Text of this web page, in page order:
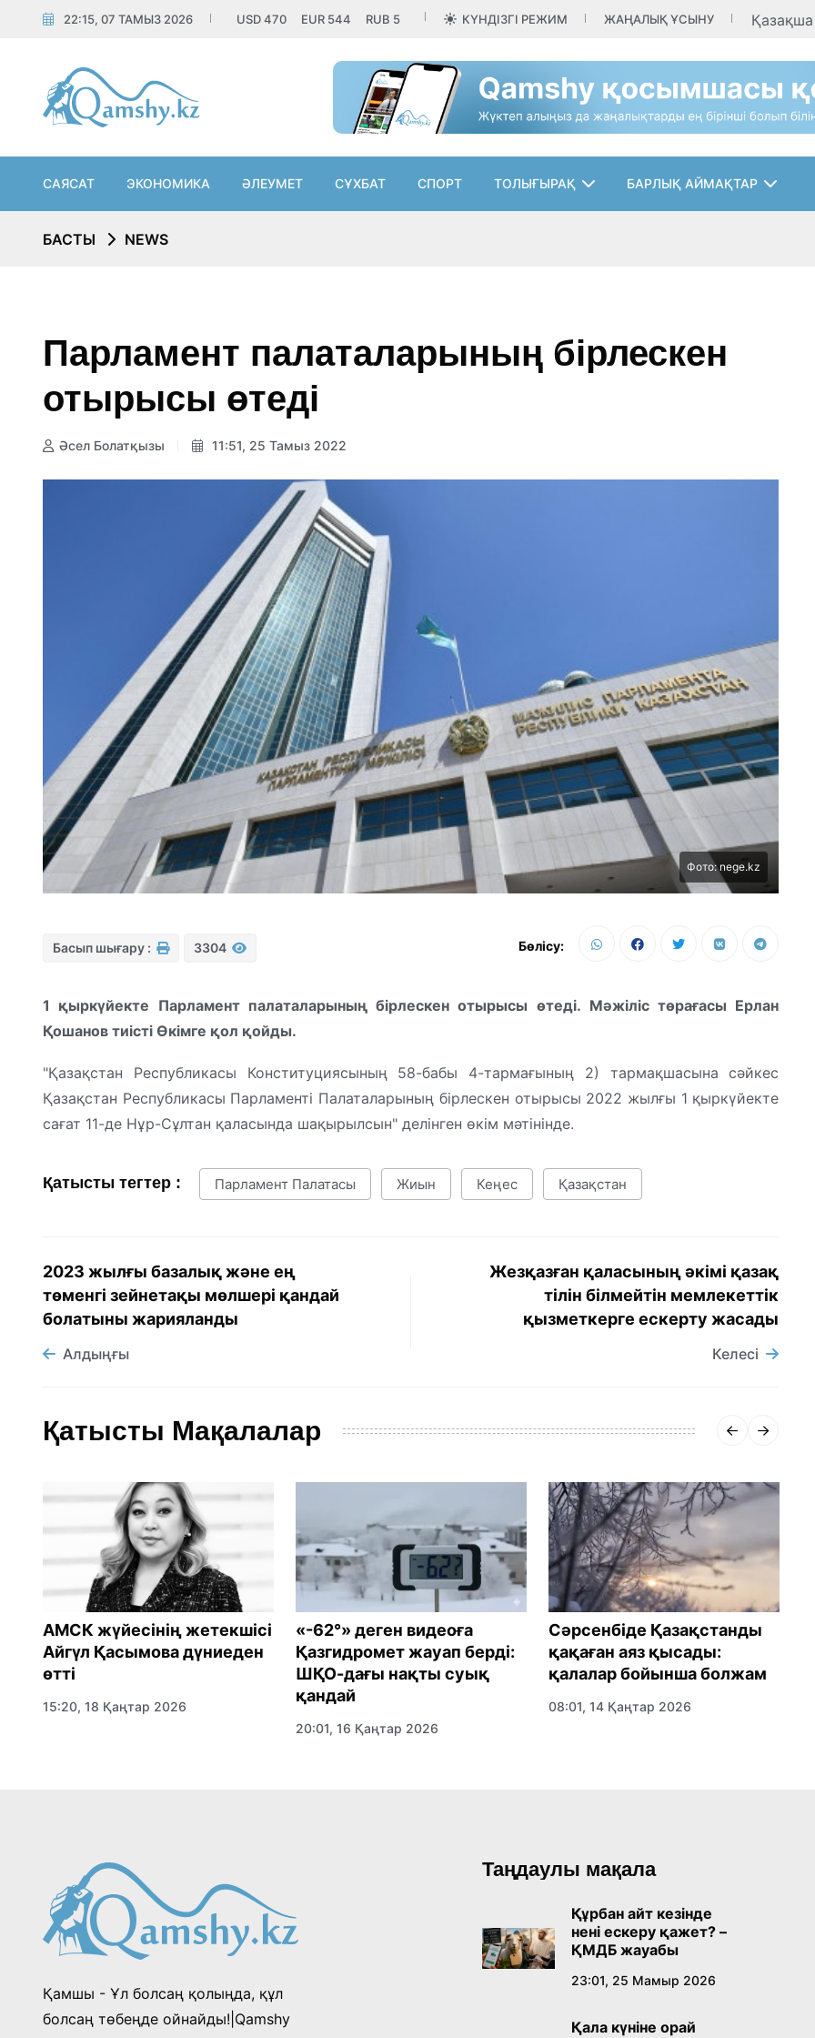
22:15, 07 ТАМЫЗ 2026 USD470 EUR 544 RUB 5 КҮНДІЗГІ РЕЖИМ ЖАҢАЛЫҚ ҰСЫНУ Қазақша
САЯСАТ ЭКОНОМИКА ӘЛЕУМЕТ СҰХБАТ СПОРТ ТОЛЫҒЫРАҚ БАРЛЫҚ АЙМАҚТАР
БАСТЫ NEWS
Парламент палаталарының бірлескен
отырысы өтеді
Әсел Болатқызы 11:51, 25 Тамыз 2022
Фото: nege.kz
Басып шығару : 3304 Бөлісу:
1 қыркүйекте Парламент палаталарының бірлескен отырысы өтеді. Мәжіліс төрағасы Ерлан
Қошанов тиісті Өкімге қол қойды.
"Қазақстан Республикасы Конституциясының 58-бабы 4-тармағының 2) тармақшасына сәйкес
Қазақстан Республикасы Парламенті Палаталарының бірлескен отырысы 2022 жылғы 1 қыркүйекте
сағат 11-де Нұр-Сұлтан қаласында шақырылсын" делінген өкім мәтінінде.
Қатысты тегтер : Парламент Палатасы Жиын Кеңес Қазақстан
2023 жылғы базалық және ең
төменгі зейнетақы мөлшері қандай
болатыны жарияланды
Алдыңғы
Жезқазған қаласының әкімі қазақ
тілін білмейтін мемлекеттік
қызметкерге ескерту жасады
Келесі
Қатысты Мақалалар
АМСК жүйесінің жетекшісі
Айгүл Қасымова дүниеден
өтті
15:20, 18 Қаңтар 2026
«-62°» деген видеоға
Қазгидромет жауап берді:
ШҚО-дағы нақты суық
қандай
20:01, 16 Қаңтар 2026
Сәрсенбіде Қазақстанды
қақаған аяз қысады:
қалалар бойынша болжам
08:01, 14 Қаңтар 2026
Қамшы - Ұл болсаң қолыңда, құл
болсаң төбеңде ойнайды!|Qamshy
Таңдаулы мақала
Құрбан айт кезінде
нені ескеру қажет? –
ҚМДБ жауабы
23:01, 25 Мамыр 2026
Қала күніне орай